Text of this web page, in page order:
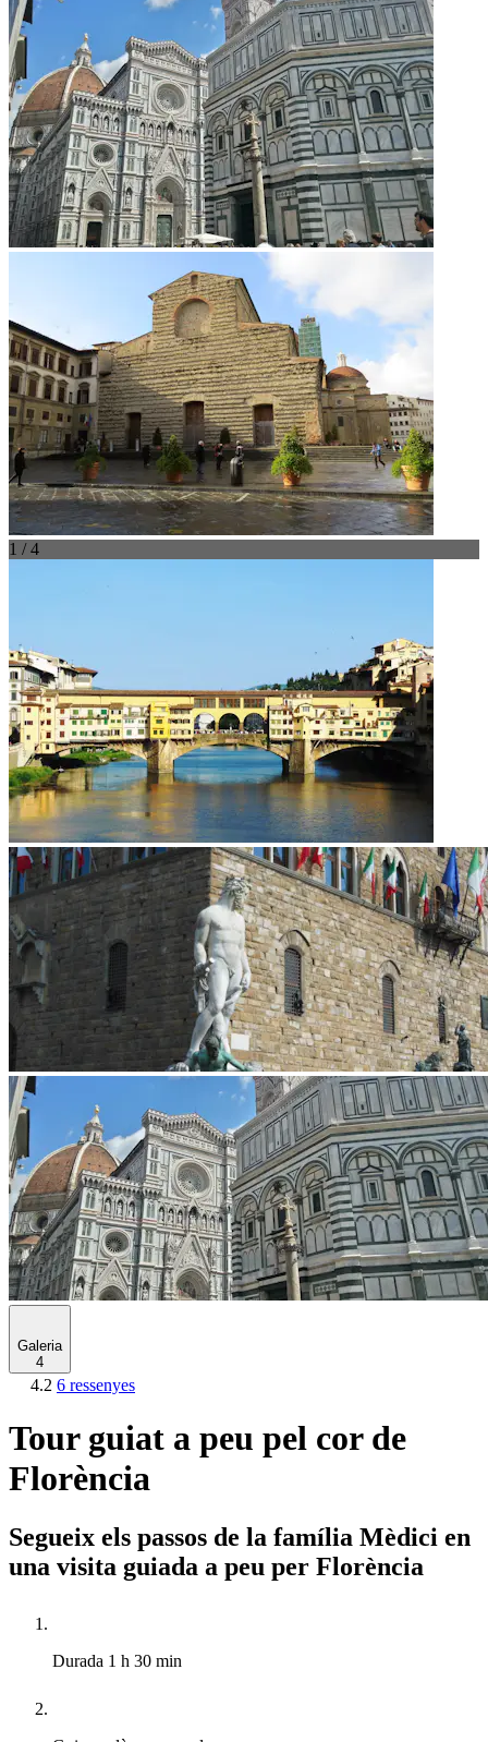
1 / 4
Galeria
4
4.2 6 ressenyes
Tour guiat a peu pel cor de
Florència
Segueix els passos de la família Mèdici en
una visita guiada a peu per Florència
Durada 1 h 30 min